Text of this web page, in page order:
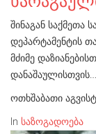
შინაგან საქმეთა
დეპარტამენტის
მძიმე
დანაშაულისთვის…
ოთხშაბათი
In საზოგადოება